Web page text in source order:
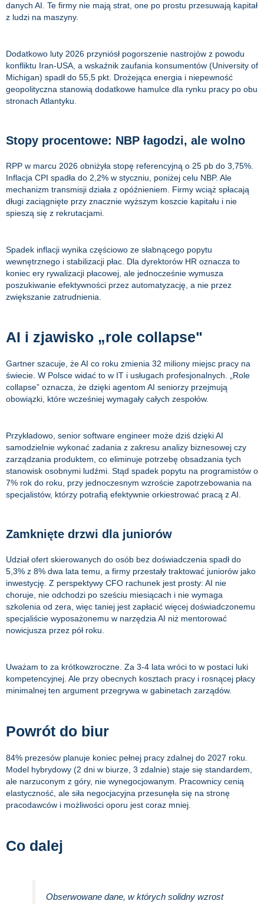
danych AI. Te firmy nie mają strat, one po prostu przesuwają kapitał
z ludzi na maszyny.
Dodatkowo luty 2026 przyniósł pogorszenie nastrojów z powodu
konfliktu Iran-USA, a wskaźnik zaufania konsumentów (University of
Michigan) spadł do 55,5 pkt. Drożejąca energia i niepewność
geopolityczna stanowią dodatkowe hamulce dla rynku pracy po obu
stronach Atlantyku.
Stopy procentowe: NBP łagodzi, ale wolno
RPP w marcu 2026 obniżyła stopę referencyjną o 25 pb do 3,75%.
Inflacja CPI spadła do 2,2% w styczniu, poniżej celu NBP. Ale
mechanizm transmisji działa z opóźnieniem. Firmy wciąż spłacają
długi zaciągnięte przy znacznie wyższym koszcie kapitału i nie
spieszą się z rekrutacjami.
Spadek inflacji wynika częściowo ze słabnącego popytu
wewnętrznego i stabilizacji płac. Dla dyrektorów HR oznacza to
koniec ery rywalizacji płacowej, ale jednocześnie wymusza
poszukiwanie efektywności przez automatyzację, a nie przez
zwiększanie zatrudnienia.
AI i zjawisko „role collapse"
Gartner szacuje, że AI co roku zmienia 32 miliony miejsc pracy na
świecie. W Polsce widać to w IT i usługach profesjonalnych. „Role
collapse” oznacza, że dzięki agentom AI seniorzy przejmują
obowiązki, które wcześniej wymagały całych zespołów.
Przykładowo, senior software engineer może dziś dzięki AI
samodzielnie wykonać zadania z zakresu analizy biznesowej czy
zarządzania produktem, co eliminuje potrzebę obsadzania tych
stanowisk osobnymi ludźmi. Stąd spadek popytu na programistów o
7% rok do roku, przy jednoczesnym wzroście zapotrzebowania na
specjalistów, którzy potrafią efektywnie orkiestrować pracą z AI.
Zamknięte drzwi dla juniorów
Udział ofert skierowanych do osób bez doświadczenia spadł do
5,3% z 8% dwa lata temu, a firmy przestały traktować juniorów jako
inwestycję. Z perspektywy CFO rachunek jest prosty: AI nie
choruje, nie odchodzi po sześciu miesiącach i nie wymaga
szkolenia od zera, więc taniej jest zapłacić więcej doświadczonemu
specjaliście wyposażonemu w narzędzia AI niż mentorować
nowicjusza przez pół roku.
Uważam to za krótkowzroczne. Za 3-4 lata wróci to w postaci luki
kompetencyjnej. Ale przy obecnych kosztach pracy i rosnącej płacy
minimalnej ten argument przegrywa w gabinetach zarządów.
Powrót do biur
84% prezesów planuje koniec pełnej pracy zdalnej do 2027 roku.
Model hybrydowy (2 dni w biurze, 3 zdalnie) staje się standardem,
ale narzuconym z góry, nie wynegocjowanym. Pracownicy cenią
elastyczność, ale siła negocjacyjna przesunęła się na stronę
pracodawców i możliwości oporu jest coraz mniej.
Co dalej
Obserwowane dane, w których solidny wzrost